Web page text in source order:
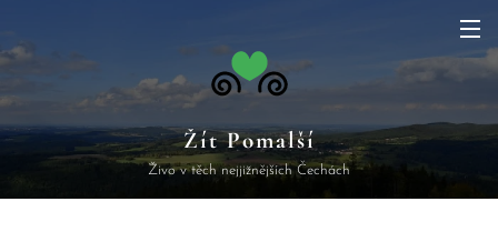
Žít Pomalší
Živo v těch nejjižnějších Čechách